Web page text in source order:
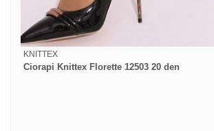
KNITTEX
Ciorapi Knittex Florette 12503 20 den